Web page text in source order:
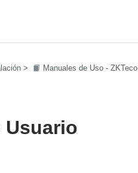
📙 Manuales de Uso - ZKTeco
Usuario